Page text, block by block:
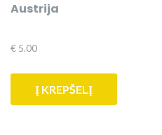
Austrija
€ 5.00
Į KREPŠELĮ